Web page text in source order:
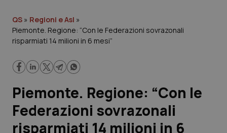
Governo e Parlamento
Regioni e Asl
Lavoro e Professioni
Scienza e Farmaci
QS » Regioni e Asl »
Piemonte. Regione: “Con le Federazioni sovrazonali
risparmiati 14 milioni in 6 mesi”
Piemonte. Regione: “Con le
Federazioni sovrazonali
risparmiati 14 milioni in 6